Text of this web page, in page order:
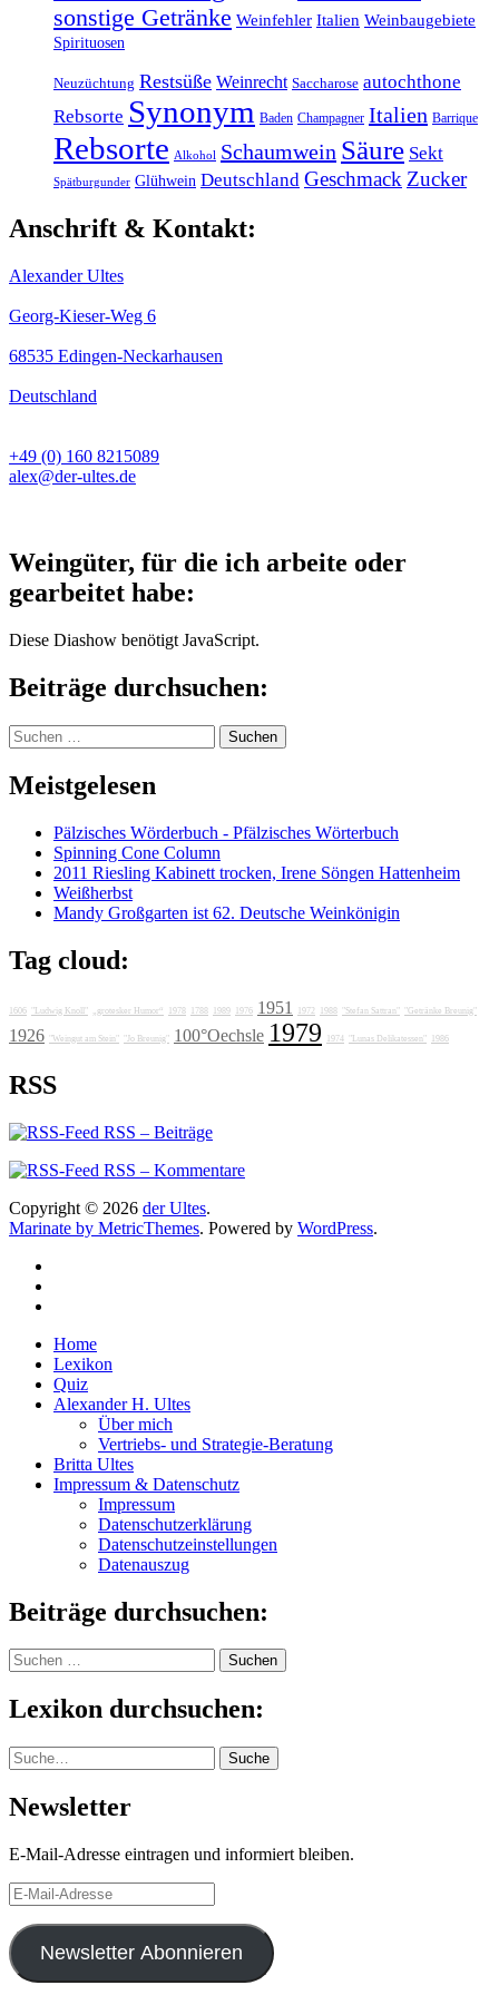
sonstige Getränke Weinfehler Italien Weinbaugebiete
Spirituosen
Neuzüchtung Restsüße Weinrecht Saccharose autochthone
Rebsorte Synonym Baden Champagner Italien Barrique
Rebsorte Alkohol Schaumwein Säure Sekt
Spätburgunder Glühwein Deutschland Geschmack Zucker
Anschrift & Kontakt:
Alexander Ultes
Georg-Kieser-Weg 6
68535 Edingen-Neckarhausen
Deutschland
+49 (0) 160 8215089
alex@der-ultes.de
Weingüter, für die ich arbeite oder
gearbeitet habe:
Diese Diashow benötigt JavaScript.
Beiträge durchsuchen:
Suchen
nach:
Meistgelesen
Pälzisches Wörderbuch - Pfälzisches Wörterbuch
Spinning Cone Column
2011 Riesling Kabinett trocken, Irene Söngen Hattenheim
Weißherbst
Mandy Großgarten ist 62. Deutsche Weinkönigin
Tag cloud:
1606 "Ludwig Knoll" „grotesker Humor“ 1978 1788 1989 1976 1951 1972 1988 "Stefan Sattran" "Getränke Breunig"
1926 "Weingut am Stein" "Jo Breunig" 100°Oechsle 1979 1974 "Lunas Delikatessen" 1986
RSS
RSS – Beiträge
RSS – Kommentare
Copyright © 2026 der Ultes.
Marinate by MetricThemes. Powered by WordPress.
Home
Lexikon
Quiz
Alexander H. Ultes
Über mich
Vertriebs- und Strategie-Beratung
Britta Ultes
Impressum & Datenschutz
Impressum
Datenschutzerklärung
Datenschutzeinstellungen
Datenauszug
Beiträge durchsuchen:
Suchen
nach:
Lexikon durchsuchen:
Suche Suche
Newsletter
E-Mail-Adresse eintragen und informiert bleiben.
E-
Mail-
Adresse
Newsletter Abonnieren